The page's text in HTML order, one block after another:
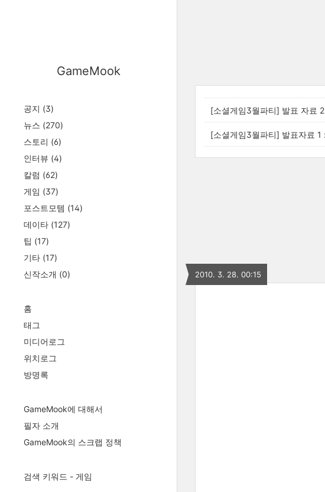
GameMook
공지 (3)
뉴스 (270)
스토리 (6)
인터뷰 (4)
칼럼 (62)
게임 (37)
포스트모템 (14)
데이타 (127)
팁 (17)
기타 (17)
신작소개 (0)
홈
태그
미디어로그
위치로그
방명록
GameMook에 대해서
필자 소개
GameMook의 스크랩 정책
검색 키워드 - 게임
[소셜게임3월파티] 발표 자료
[소셜게임3월파티] 발표자료 1
2010. 3. 28. 00:15